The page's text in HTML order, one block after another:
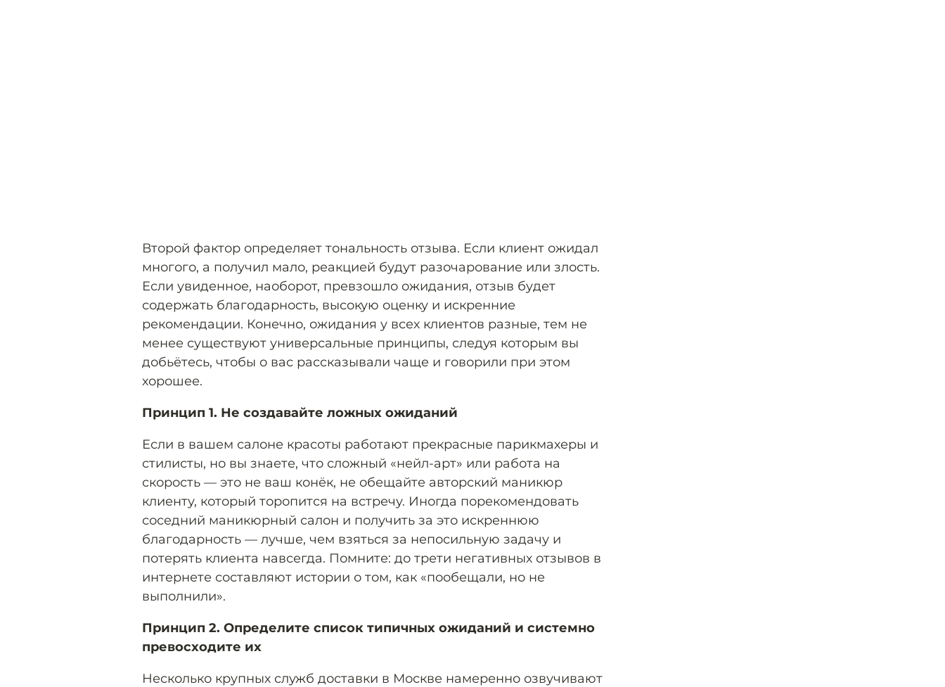
Второй фактор определяет тональность отзыва. Если клиент ожидал
многого, а получил мало, реакцией будут разочарование или злость.
Если увиденное, наоборот, превзошло ожидания, отзыв будет
содержать благодарность, высокую оценку и искренние
рекомендации. Конечно, ожидания у всех клиентов разные, тем не
менее существуют универсальные принципы, следуя которым вы
добьётесь, чтобы о вас рассказывали чаще и говорили при этом
хорошее.
Принцип 1. Не создавайте ложных ожиданий
Если в вашем салоне красоты работают прекрасные парикмахеры и
стилисты, но вы знаете, что сложный «нейл-арт» или работа на
скорость — это не ваш конёк, не обещайте авторский маникюр
клиенту, который торопится на встречу. Иногда порекомендовать
соседний маникюрный салон и получить за это искреннюю
благодарность — лучше, чем взяться за непосильную задачу и
потерять клиента навсегда. Помните: до трети негативных отзывов в
интернете составляют истории о том, как «пообещали, но не
выполнили».
Принцип 2. Определите список типичных ожиданий и системно
превосходите их
Несколько крупных служб доставки в Москве намеренно озвучивают